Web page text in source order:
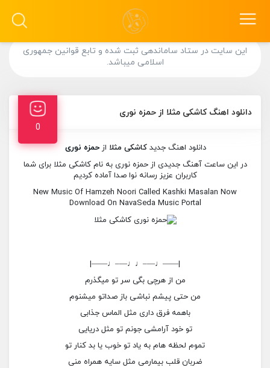
این سایت در ستاد ساماندهی ثبت شده و تابع قوانین جمهوری
اسلامی میباشد.
دانلود اهنگ کاشکی مثلا از حمزه نوری
0
دانلود اهنگ جدید کاشکی مثلا از حمزه نوری
در این ساعت آهنگ جدیدی از حمزه نوری به نام کاشکی مثلا برای شما
کاربران عزیز رسانه نوا صدا آماده کردیم
New Music Of Hamzeh Noori Called Kashki Masalan Now
Download On NavaSeda Music Portal
|——♩—–♩♩—–♩——|
من از هرچی بگی سر تو میگذرم
من حتی پیشم نباشی باز صداتو میشنوم
باهمه فرق داری مثل الماس جذابی
تو خود آرامشی جونم تو مثل دریایی
تموم لحظه هام به یاد تو خوب یا بد کنار تو
ضربان قلب بیمارمی مثل سایه همراه منی